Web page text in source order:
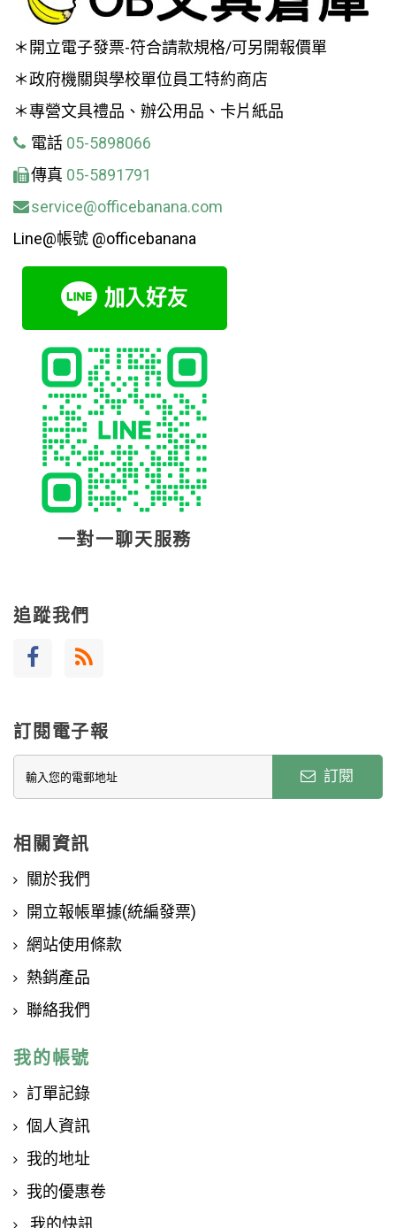
＊開立電子發票-符合請款規格/可另開報價單
＊政府機關與學校單位員工特約商店
＊專營文具禮品、辦公用品、卡片紙品
電話 05-5898066
傳真 05-5891791
service@officebanana.com
Line@帳號 @officebanana
一對一聊天服務
追蹤我們
訂閱電子報
訂閱
相關資訊
關於我們
開立報帳單據(統編發票)
網站使用條款
熱銷產品
聯絡我們
我的帳號
訂單記錄
個人資訊
我的地址
我的優惠卷
我的快訊